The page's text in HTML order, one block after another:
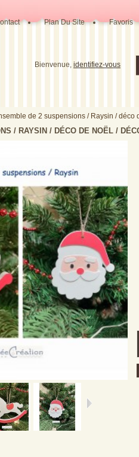
Plan Du Site Favoris
Bienvenue, identifiez-vous
de 2 suspensions / Raysin /
/ RAYSIN / DÉCO DE NOËL /